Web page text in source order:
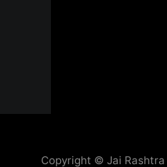
Copyright © Jai Rashtra